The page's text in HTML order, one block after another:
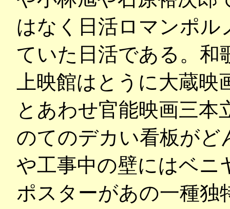
はなく日活ロマンポ
ていた日活である。和
上映館はとうに大蔵
とあわせ官能映画三本
のてのデカい看板がど
や工事中の壁にはベニ
ポスターがあの一種独